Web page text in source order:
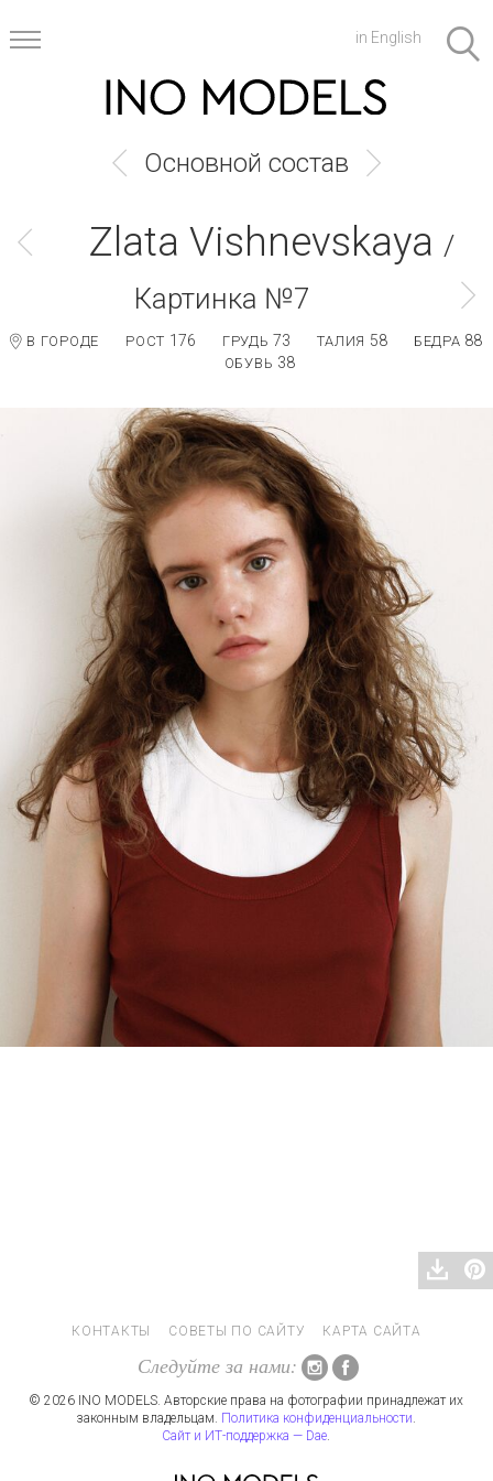
in English
Основной состав
Zlata Vishnevskaya /
Картинка №7
В ГОРОДЕ РОСТ 176 ГРУДЬ 73 ТАЛИЯ 58 БЕДРА 88
ОБУВЬ 38
КОНТАКТЫ СОВЕТЫ ПО САЙТУ КАРТА САЙТА
Следуйте за нами:
© 2026 INO MODELS. Авторские права на фотографии принадлежат их
законным владельцам. Политика конфиденциальности.
Сайт и ИТ-поддержка — Dae.